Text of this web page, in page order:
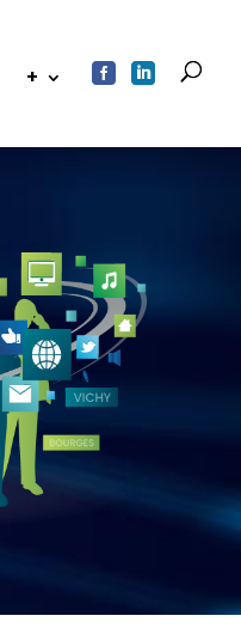
+  